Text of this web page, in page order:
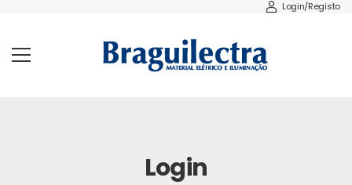
Login/Registo
Login